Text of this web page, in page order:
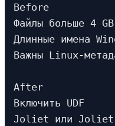
Before
Файлы больше 4 GB
Длинные имена
Важны Linux-
After
Включить UDF
Joliet или Joliet